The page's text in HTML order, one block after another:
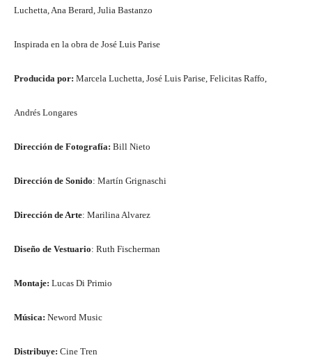
Luchetta, Ana Berard, Julia Bastanzo
Inspirada en la obra de José Luis Parise
Producida por: Marcela Luchetta, José Luis Parise, Felicitas Raffo,
Andrés Longares
Dirección de Fotografía: Bill Nieto
Dirección de Sonido: Martín Grignaschi
Dirección de Arte: Marilina Alvarez
Diseño de Vestuario: Ruth Fischerman
Montaje: Lucas Di Primio
Música: Neword Music
Distribuye: Cine Tren